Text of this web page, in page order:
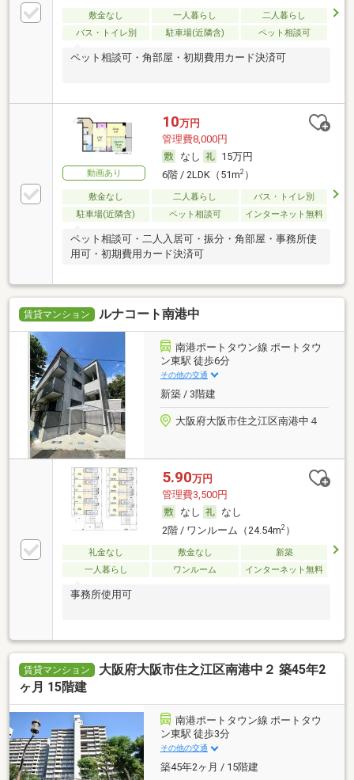
敷金なし 一人暮らし
二人暮らし
バス・トイレ別
駐車場(近隣含) ペット相談可
ペット相談可・角部屋・初期費用カード決済可
動画あり
10万円
管理費8,000円
なし
15万円
6階 / 2LDK（51m2）
敷金なし 二人暮らし
バス・トイレ別
駐車場(近隣含)
ペット相談可 インターネット無料
ペット相談可・二人入居可・振分・角部屋・事務所使
用可・初期費用カード決済可
賃貸マンション ルナコート南港中
南港ポートタウン線 ポートタウ
ン東駅 徒歩6分
その他の交通
新築 / 3階建
大阪府大阪市住之江区南港中４
5.90万円
管理費3,500円
なし
なし
2階 / ワンルーム（24.54m2）
礼金なし 敷金なし
新築
一人暮らし
ワンルーム インターネット無料
事務所使用可
賃貸マンション
大阪府大阪市住之江区南港中２ 築45年2
ヶ月 15階建
南港ポートタウン線 ポートタウ
ン東駅 徒歩3分
その他の交通
築45年2ヶ月 / 15階建